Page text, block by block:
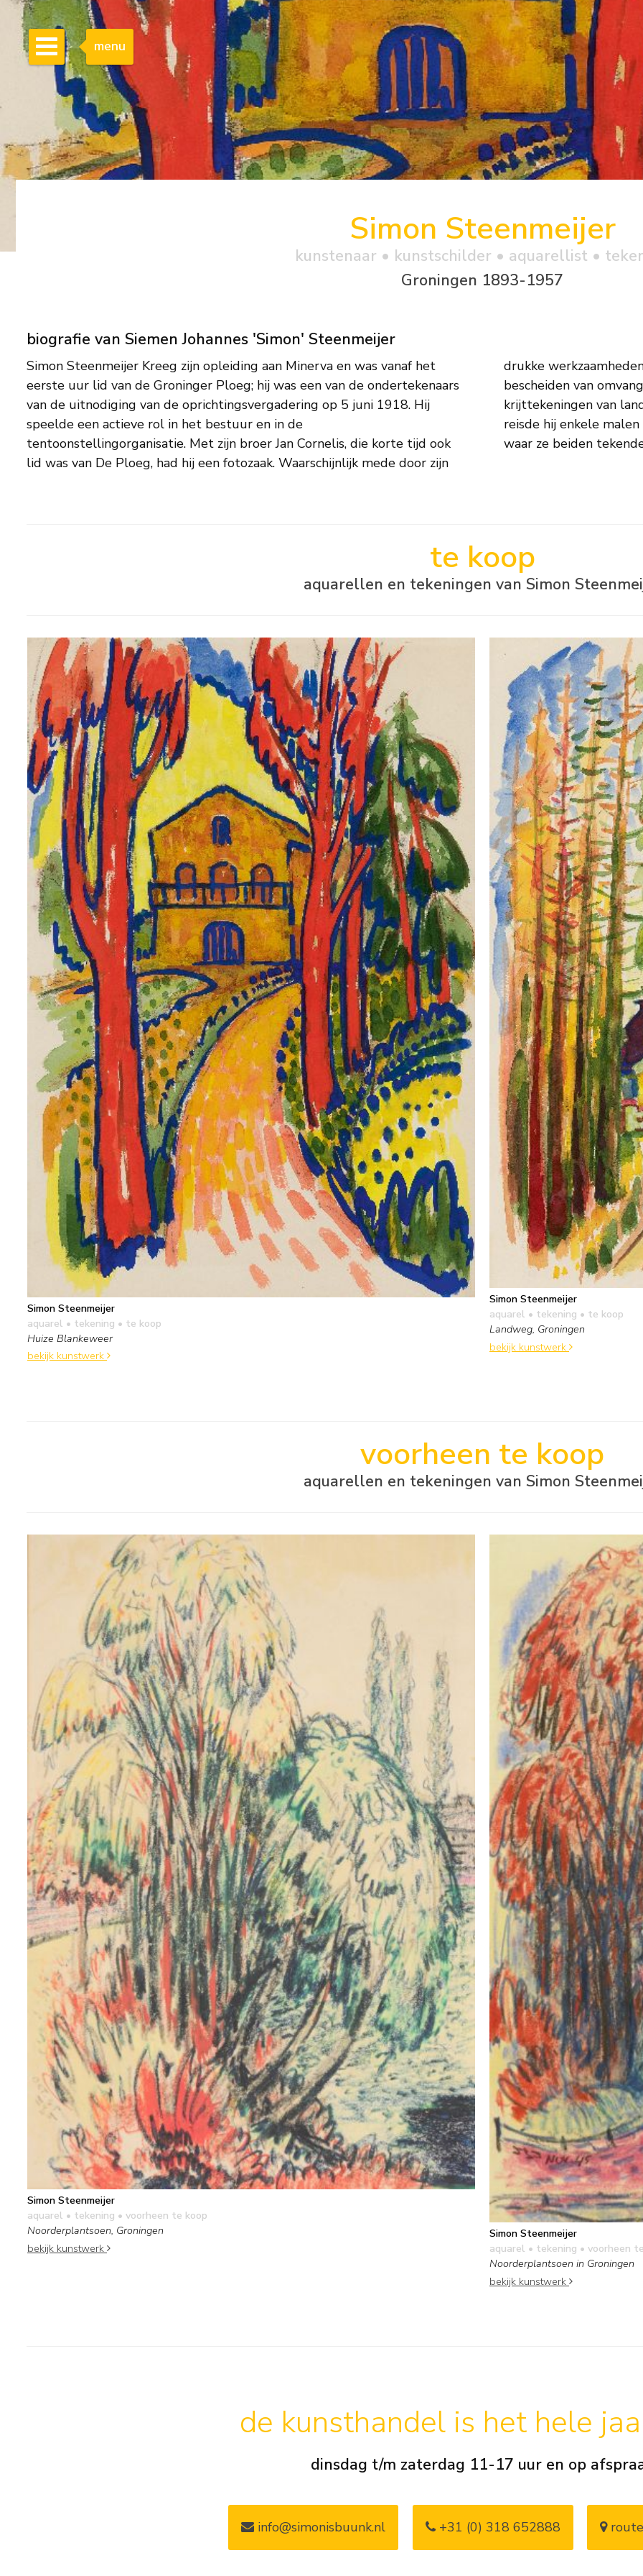
menu
Simon Steenmeijer
kunstenaar • kunstschilder • aquarellist •
Groningen 1893-1957
biografie van Siemen Johannes 'Simon' Steenmeijer
Simon Steenmeijer Kreeg zijn opleiding aan Minerva en was vanaf het
eerste uur lid van de Groninger Ploeg; hij was een van de ondertekenaars
van de uitnodiging van de oprichtingsvergadering op 5 juni 1918. Hij
speelde een actieve rol in het bestuur en in de
tentoonstellingorganisatie. Met zijn broer Jan Cornelis, die korte tijd ook
lid was van De Ploeg, had hij een fotozaak. Waarschijnlijk mede door zijn
drukke werkzaamheden vanaf 1925 is het oeuvre van deze kunstenaar
bescheiden van omvang gebleven; het omvat voornamelijk aquarellen en
krijttekeningen van landschappen in expressionistische stijl. Na 1945
reisde hij enkele malen met Wiegers naar Frankrijk, Zwitserland en Italië
waar ze beiden
te koop
aquarellen en tekeningen van Simon
Simon Steenmeijer
aquarel • tekening • te koop
Huize Blankeweer
bekijk kunstwerk
Simon Steenmeijer
aquarel • tekening • te koop
Landweg, Groningen
bekijk kunstwerk
voorheen te koop
aquarellen en tekeningen van Simon
Simon Steenmeijer
aquarel • tekening • voorheen te koop
Noorderplantsoen, Groningen
bekijk kunstwerk
Simon Steenmeijer
aquarel • tekening • voorheen
Noorderplantsoen in Groningen
bekijk kunstwerk
de kunsthandel is het hele
dinsdag t/m zaterdag 11-17 uur en op
info@simonisbuunk.nl +31 (0) 318 652888